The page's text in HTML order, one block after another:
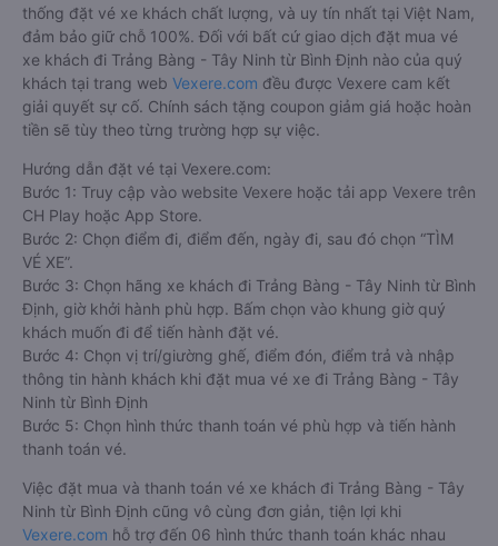
thống đặt vé xe khách chất lượng, và uy tín nhất tại Việt Nam,
đảm bảo giữ chỗ 100%. Đối với bất cứ giao dịch đặt mua vé
xe khách đi Trảng Bàng - Tây Ninh từ Bình Định nào của quý
khách tại trang web Vexere.com đều được Vexere cam kết
giải quyết sự cố. Chính sách tặng coupon giảm giá hoặc hoàn
tiền sẽ tùy theo từng trường hợp sự việc.
Hướng dẫn đặt vé tại Vexere.com:
Bước 1: Truy cập vào website Vexere hoặc tải app Vexere trên
CH Play hoặc App Store.
Bước 2: Chọn điểm đi, điểm đến, ngày đi, sau đó chọn “TÌM
VÉ XE”.
Bước 3: Chọn hãng xe khách đi Trảng Bàng - Tây Ninh từ Bình
Định, giờ khởi hành phù hợp. Bấm chọn vào khung giờ quý
khách muốn đi để tiến hành đặt vé.
Bước 4: Chọn vị trí/giường ghế, điểm đón, điểm trả và nhập
thông tin hành khách khi đặt mua vé xe đi Trảng Bàng - Tây
Ninh từ Bình Định
Bước 5: Chọn hình thức thanh toán vé phù hợp và tiến hành
thanh toán vé.
Việc đặt mua và thanh toán vé xe khách đi Trảng Bàng - Tây
Ninh từ Bình Định cũng vô cùng đơn giản, tiện lợi khi
Vexere.com hỗ trợ đến 06 hình thức thanh toán khác nhau